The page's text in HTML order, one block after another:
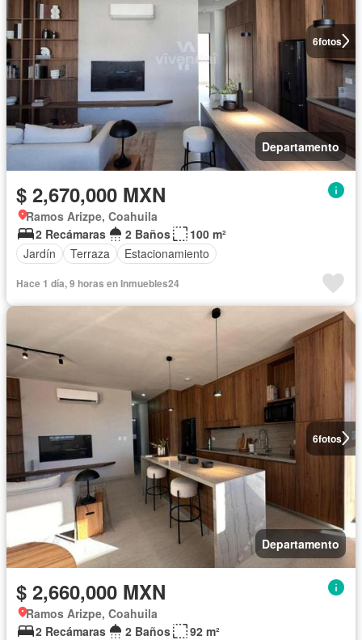
6fotos
Departamento
$ 2,670,000 MXN
Ramos Arizpe, Coahuila
2 Recámaras
2 Baños
100 m²
Jardín
Terraza Estacionamiento
Hace 1 día, 9 horas en Inmuebles24
6fotos
Departamento
$ 2,660,000 MXN
Ramos Arizpe, Coahuila
2 Recámaras
2 Baños
92 m²